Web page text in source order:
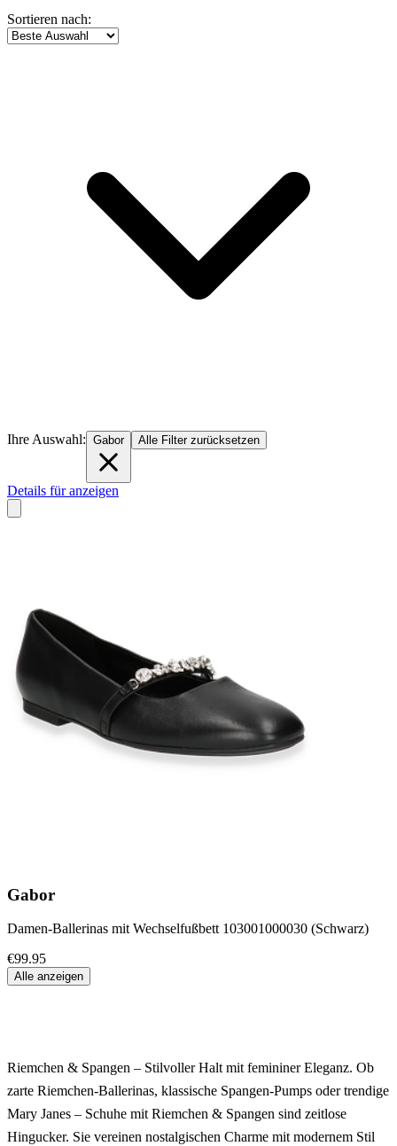
Sortieren nach:
Ihre Auswahl: Gabor Alle Filter zurücksetzen
Details für anzeigen
Gabor
Damen-Ballerinas mit Wechselfußbett 103001000030 (Schwarz)
€99.95
Alle anzeigen
Riemchen & Spangen – Stilvoller Halt mit femininer Eleganz. Ob
zarte Riemchen-Ballerinas, klassische Spangen-Pumps oder trendige
Mary Janes – Schuhe mit Riemchen & Spangen sind zeitlose
Hingucker. Sie vereinen nostalgischen Charme mit modernem Stil